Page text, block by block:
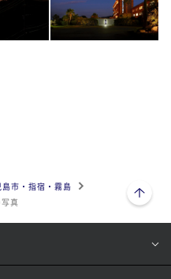
島市・指宿・霧島
真
ップへ